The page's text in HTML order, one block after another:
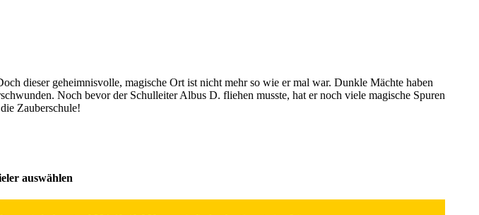
dieser geheimnisvolle, magische Ort ist nicht mehr so wie er mal war. Dunkle Mächte haben
Noch bevor der Schulleiter Albus D. fliehen musste, hat er noch viele magische Spuren
Zauberschule!
auswählen